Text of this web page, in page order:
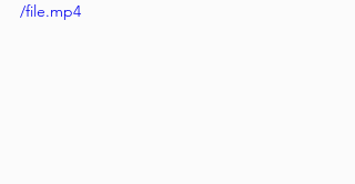
/file.mp4